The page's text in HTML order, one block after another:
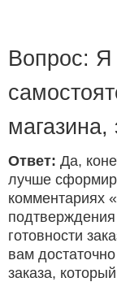
Вопрос: Я
магазина,
Ответ: Да,
лучше
комментариях
готовности
вам
заказа,